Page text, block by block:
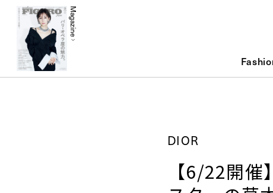
Magazine
DIOR
【6/22開